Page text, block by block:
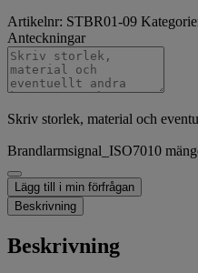
Artikelnr: STBR01-09
Anteckningar
Skriv storlek, material och
Brandlarmsignal_ISO7010
Lägg till i min förfrågan
Beskrivning
Beskrivning